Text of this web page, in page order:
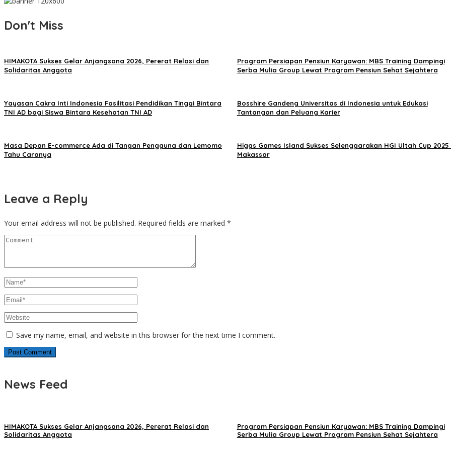
Don't Miss
HIMAKOTA Sukses Gelar Anjangsana 2026, Pererat Relasi dan
Solidaritas Anggota
Program Persiapan Pensiun Karyawan: MBS Training Dampingi
Serba Mulia Group Lewat Program Pensiun Sehat Sejahtera
Yayasan Cakra Inti Indonesia Fasilitasi Pendidikan Tinggi Bintara
TNI AD bagi Siswa Bintara Kesehatan TNI AD
Bosshire Gandeng Universitas di Indonesia untuk Edukasi
Tantangan dan Peluang Karier
Masa Depan E-commerce Ada di Tangan Pengguna dan Lemomo
Tahu Caranya
Higgs Games Island Sukses Selenggarakan HGI Ultah Cup 2025
Makassar
Leave a Reply
Your email address will not be published. Required fields are marked *
Save my name, email, and website in this browser for the next time I comment.
News Feed
HIMAKOTA Sukses Gelar Anjangsana 2026, Pererat Relasi dan
Solidaritas Anggota
Program Persiapan Pensiun Karyawan: MBS Training Dampingi
Serba Mulia Group Lewat Program Pensiun Sehat Sejahtera